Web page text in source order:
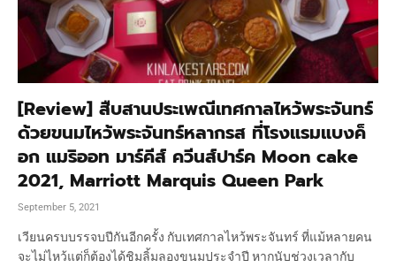
[Review] สืบสานประเพณีเทศกาลไหว้พระจันทร์
ด้วยขนมไหว้พระจันทร์หลากรส ที่โรงแรมแบงค็
อก แมริออท มาร์คีส์ ควีนส์ปาร์ค Moon cake
2021, Marriott Marquis Queen Park
September 5, 2021
เวียนครบบรรจบปีกันอีกครั้ง กับเทศกาลไหว้พระจันทร์ ที่แม้หลายคน
จะไม่ไหว้แต่ก็ต้องได้ชิมลิ้มลองขนมประจำปี หากนับช่วงเวลากับ